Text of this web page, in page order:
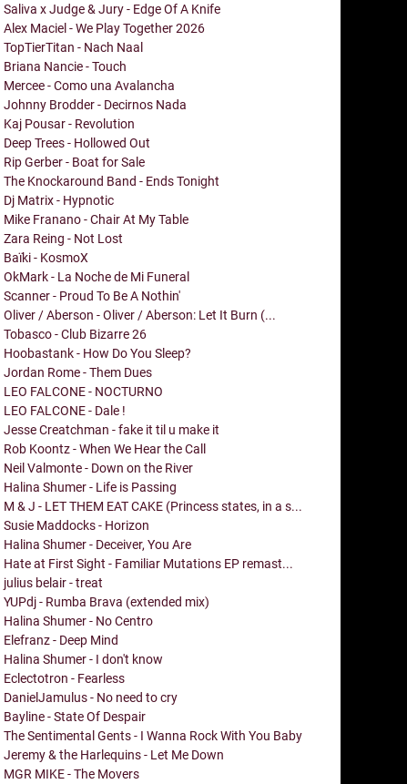
Saliva x Judge & Jury - Edge Of A Knife
Alex Maciel - We Play Together 2026
TopTierTitan - Nach Naal
Briana Nancie - Touch
Mercee - Como una Avalancha
Johnny Brodder - Decirnos Nada
Kaj Pousar - Revolution
Deep Trees - Hollowed Out
Rip Gerber - Boat for Sale
The Knockaround Band - Ends Tonight
Dj Matrix - Hypnotic
Mike Franano - Chair At My Table
Zara Reing - Not Lost
Baïki - KosmoX
OkMark - La Noche de Mi Funeral
Scanner - Proud To Be A Nothin'
Oliver / Aberson - Oliver / Aberson: Let It Burn (...
Tobasco - Club Bizarre 26
Hoobastank - How Do You Sleep?
Jordan Rome - Them Dues
LEO FALCONE - NOCTURNO
LEO FALCONE - Dale !
Jesse Creatchman - fake it til u make it
Rob Koontz - When We Hear the Call
Neil Valmonte - Down on the River
Halina Shumer - Life is Passing
M & J - LET THEM EAT CAKE (Princess states, in a s...
Susie Maddocks - Horizon
Halina Shumer - Deceiver, You Are
Hate at First Sight - Familiar Mutations EP remast...
julius belair - treat
YUPdj - Rumba Brava (extended mix)
Halina Shumer - No Centro
Elefranz - Deep Mind
Halina Shumer - I don't know
Eclectotron - Fearless
DanielJamulus - No need to cry
Bayline - State Of Despair
The Sentimental Gents - I Wanna Rock With You Baby
Jeremy & the Harlequins - Let Me Down
MGR MIKE - The Movers